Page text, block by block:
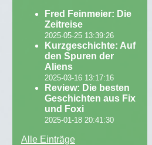
Fred Feinmeier: Die
Zeitreise
2025-05-25 13:39:26
Kurzgeschichte: Auf
den Spuren der
Aliens
2025-03-16 13:17:16
Review: Die besten
Geschichten aus Fix
und Foxi
2025-01-18 20:41:30
Alle Einträge